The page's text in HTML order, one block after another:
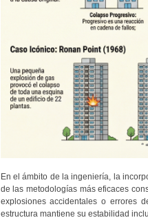
En el ámbito de la ingeniería, la
de las metodologías más eficaces
explosiones accidentales o errores
estructura mantiene su estabilidad